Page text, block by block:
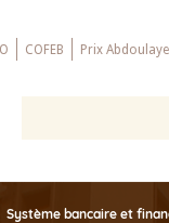
COFEB Prix
Système bancaire et